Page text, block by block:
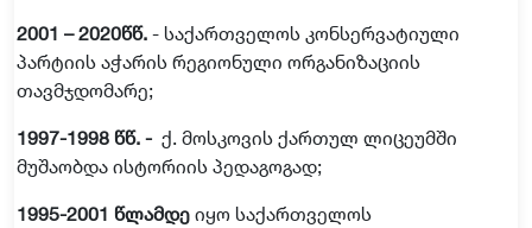
2001 – 2020წწ. - საქართველოს კონსერვატიული
პარტიის აჭარის რეგიონული ორგანიზაციის
თავმჯდომარე;
1997-1998 წწ. - ქ. მოსკოვის ქართულ ლიცეუმში
მუშაობდა ისტორიის პედაგოგად;
1995-2001 წლამდე იყო საქართველოს